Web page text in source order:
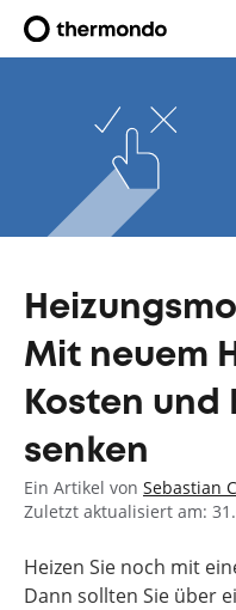
Mit neuem
Kosten und
senken
Ein Artikel von Sebastian
Zuletzt aktualisiert am:
Heizen Sie noch mit
Dann sollten Sie über